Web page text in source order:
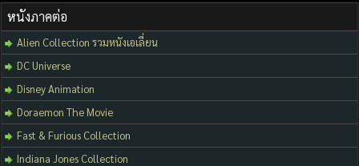
หนังภาคต่อ
Alien Collection รวมหนังเอเลี่ยน
DC Universe
Disney Animation
Doraemon The Movie
Fast & Furious Collection
Indiana Jones Collection